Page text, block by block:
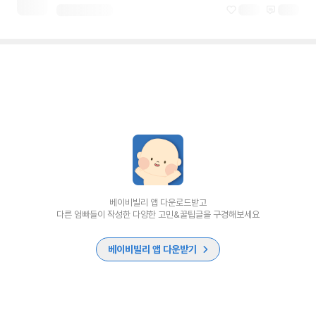
베이비빌리 앱 다운로드받고
다른 엄빠들이 작성한 다양한 고민&꿀팁글을 구경해보세요
베이비빌리 앱 다운받기